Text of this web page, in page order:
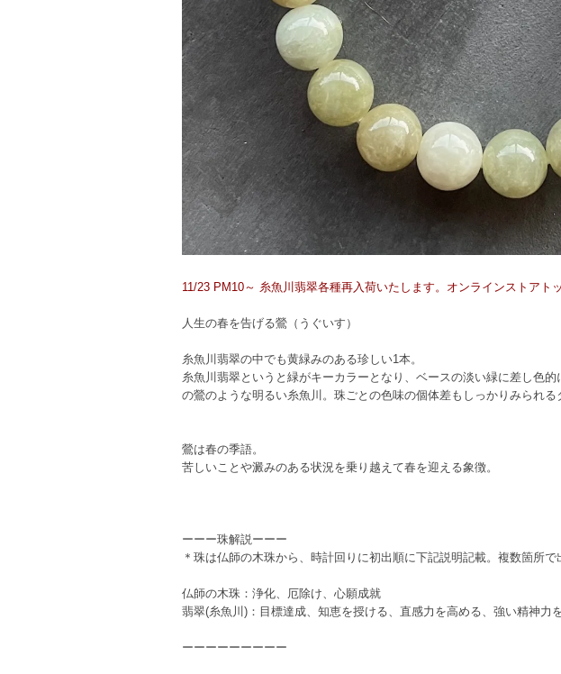
11/23 PM10～ 糸魚川翡翠各種再入荷いたします。オンラインストアト
人生の春を告げる鶯（うぐいす）
糸魚川翡翠の中でも黄緑みのある珍しい1本。
糸魚川翡翠というと緑がキーカラーとなり、ベースの淡い緑に差し色
の鶯のような明るい糸魚川。珠ごとの色味の個体差もしっかりみられる
鶯は春の季語。
苦しいことや澱みのある状況を乗り越えて春を迎える象徴。
ーーー珠解説ーーー
＊珠は仏師の木珠から、時計回りに初出順に下記説明記載。複数箇所で
仏師の木珠：浄化、厄除け、心願成就
翡翠(糸魚川)：目標達成、知恵を授ける、直感力を高める、強い精神力
ーーーーーーーーー